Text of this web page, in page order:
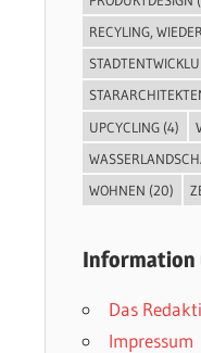
RECYLING,
UPCYCLING (4)
WOHNEN (20)
Information
Das
Impressum